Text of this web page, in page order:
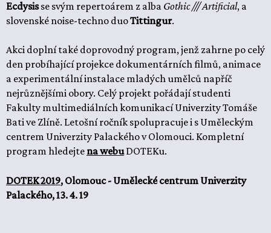
Ecdysisse svým repertoárem z alba Gothic /// Artificial, a
slovenské noise-techno duoTittingur.
Akci doplní také doprovodný program, jenž zahrne po celý
den probíhající projekce dokumentárních filmů, animace
a experimentální instalace mladých umělců napříč
nejrůznějšími obory. Celý projekt pořádají studenti
Fakulty multimediálních komunikací Univerzity Tomáše
Bati ve Zlíně. Letošní ročník spolupracuje i s Uměleckým
centrem Univerzity Palackého v Olomouci. Kompletní
program hledejte na webuDOTEKu.
DOTEK 2019, Olomouc - Umělecké centrum Univerzity
Palackého, 13. 4. 19